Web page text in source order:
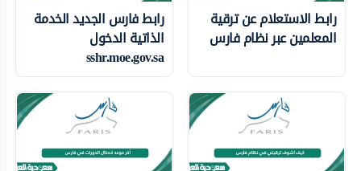
رابط الاستعلام عن ترقية
المعلمين عبر نظام فارس
رابط فارس الجديد الخدمة
الذاتية الدخول
sshr.moe.gov.sa